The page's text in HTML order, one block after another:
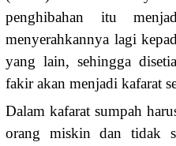
penghibahan itu
menyerahkannya lagi
yang lain, sehingga
fakir akan menjadi kafarat
Dalam kafarat sumpah
orang miskin dan tidak